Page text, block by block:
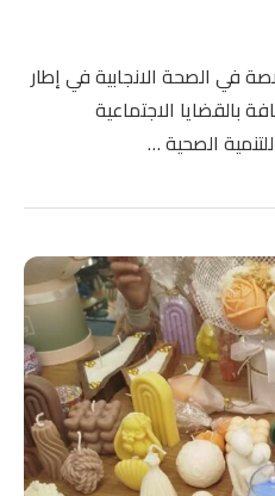
الصحة الانجابية في إطار
بالقضايا الاجتماعية
الصحية …